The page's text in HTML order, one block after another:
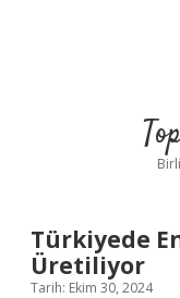
Türkiyede
Üretiliyor
Tarih: Ekim 30, 2024